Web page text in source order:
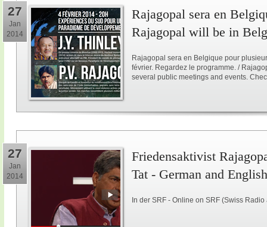
27
Jan
2014
Rajagopal sera en
Rajagopal will be in
Rajagopal sera en Belgique pour
février. Regardez le programme. /
several public meetings and events.
27
Jan
2014
Friedensaktivist
Tat - German and
In der SRF - Online on SRF (Swiss Radio